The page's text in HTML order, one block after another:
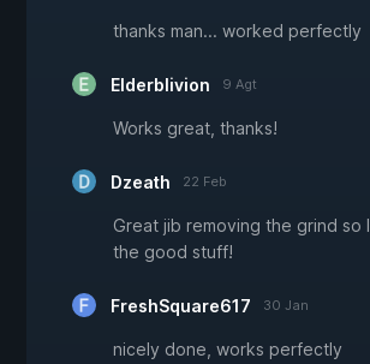
thanks man... worked perfectly
Elderblivion 9 Agt
Works great, thanks!
Dzeath 22 Feb
Great jib removing the grind so
the good stuff!
FreshSquare617 30 Jan
nicely done, works perfectly